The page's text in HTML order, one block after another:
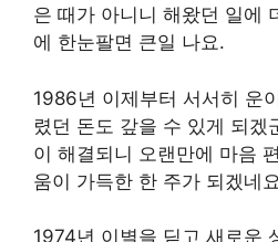
은 때가 아니니 해왔던 일에
에 한눈팔면 큰일 나요.
1986년 이제부터 서서히 운
렸던 돈도 갚을 수 있게 되겠
이 해결되니 오랜만에 마음
움이 가득한 한 주가 되겠네
1974년 이별을 딛고 새로운